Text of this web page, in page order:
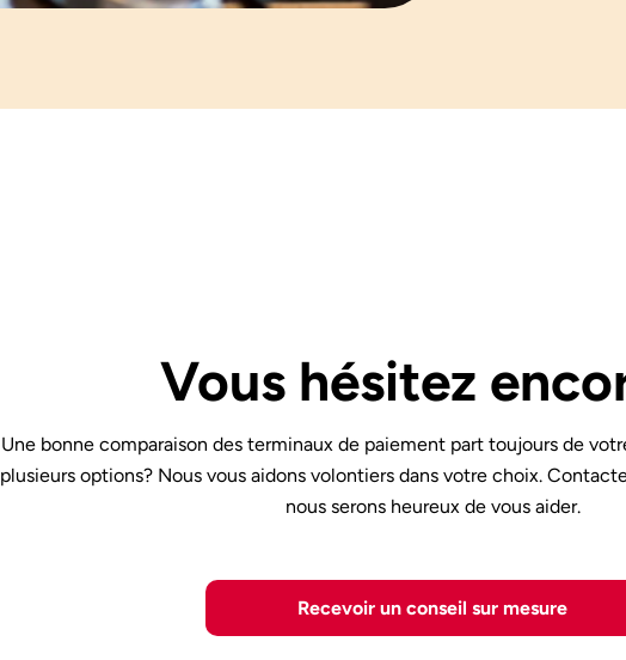
Vous hésitez
Une bonne comparaison des terminaux de paiement part toujours de
plusieurs options? Nous vous aidons volontiers dans votre choix.
nous serons heureux de vous aider.
Recevoir un conseil sur mesure